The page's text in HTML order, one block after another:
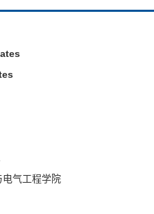
电气工程学院